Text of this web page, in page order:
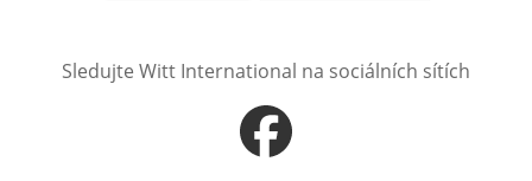
Sledujte Witt International na sociálních sítích
Otevře v novém okně